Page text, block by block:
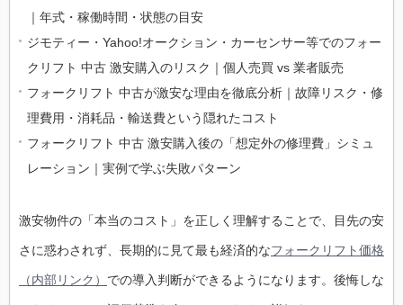
｜年式・稼働時間・状態の目安
ジモティー・Yahoo!オークション・カーセンサー等でのフォー
クリフト 中古 激安購入のリスク｜個人売買 vs 業者販売
フォークリフト 中古が激安な理由を徹底分析｜故障リスク・修
理費用・消耗品・輸送費という隠れたコスト
フォークリフト 中古 激安購入後の「想定外の修理費」シミュ
レーション｜実例で学ぶ失敗パターン
激安物件の「本当のコスト」を正しく理解することで、目先の安
さに惑わされず、長期的に見て最も経済的なフォークリフト価格
（内部リンク） での導入判断ができるようになります。後悔しな